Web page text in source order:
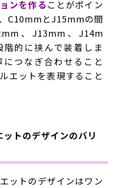
ンを作る ことがポイン
C10mmとJ15mmの間
、J13mm、J14m
的に挟んで装着しま
につなぎ合わせる こと
エットを表現すること
トのデザインのバリ
ットのデザインはワン